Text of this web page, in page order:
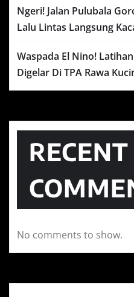
Ngeri! Jalan Pulubala
Lalu Lintas Langsung
Waspada El Nino!
Digelar Di TPA Rawa
RECENT
No comments to show.